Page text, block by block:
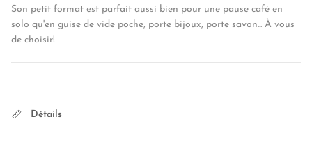
Son petit format est parfait aussi bien pour une pause café en
solo qu'en guise de vide poche, porte bijoux, porte savon... À vous
de choisir!
Détails